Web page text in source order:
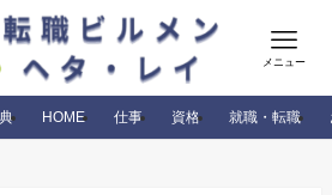
メニュー
HOME 仕事 資格 就職・転職